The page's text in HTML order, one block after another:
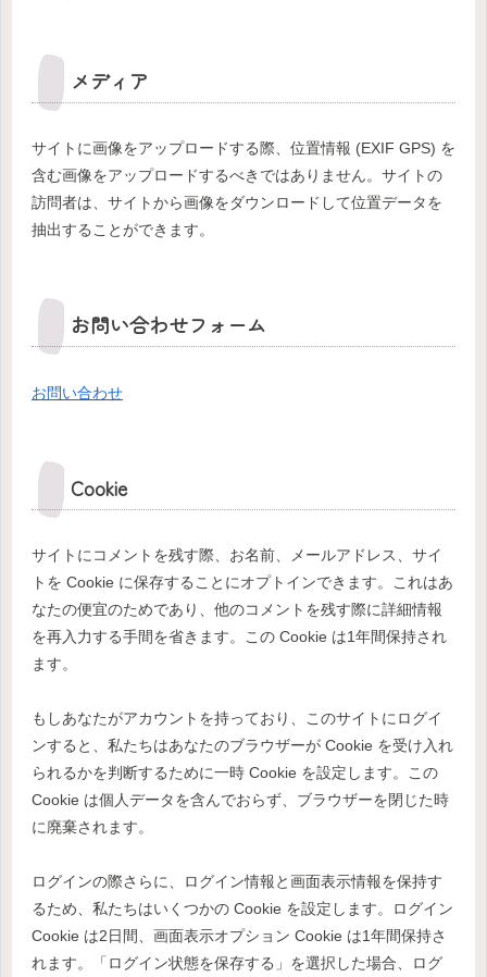
メディア
サイトに画像をアップロードする際、位置情報 (EXIF GPS) を
含む画像をアップロードするべきではありません。サイトの
訪問者は、サイトから画像をダウンロードして位置データを
抽出することができます。
お問い合わせフォーム
お問い合わせ
Cookie
サイトにコメントを残す際、お名前、メールアドレス、サイ
トを Cookie に保存することにオプトインできます。これはあ
なたの便宜のためであり、他のコメントを残す際に詳細情報
を再入力する手間を省きます。この Cookie は1年間保持され
ます。
もしあなたがアカウントを持っており、このサイトにログイ
ンすると、私たちはあなたのブラウザーが Cookie を受け入れ
られるかを判断するために一時 Cookie を設定します。この
Cookie は個人データを含んでおらず、ブラウザーを閉じた時
に廃棄されます。
ログインの際さらに、ログイン情報と画面表示情報を保持す
るため、私たちはいくつかの Cookie を設定します。ログイン
Cookie は2日間、画面表示オプション Cookie は1年間保持さ
れます。「ログイン状態を保存する」を選択した場合、ログ